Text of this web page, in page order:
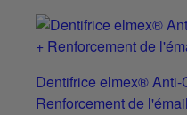
Dentifrice elmex®
Renforcement de l'émail